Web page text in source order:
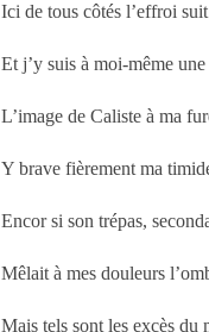
Ici de tous côtés l’effroi
Et j’y suis à moi-même
L’image de Caliste à ma
Y brave fièrement ma
Encor si son trépas,
Mêlait à mes douleurs
Mais tels sont les excès du